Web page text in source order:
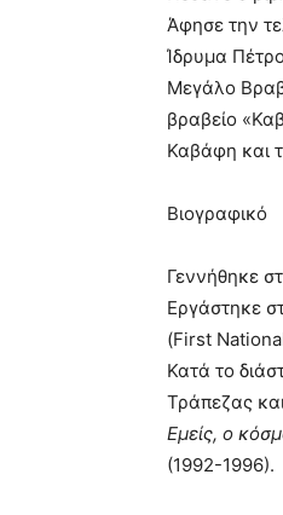
Άφησε την
Ίδρυμα
Μεγάλο
βραβείο
Καβάφη και
Βιογραφικό
Γεννήθηκε
Εργάστηκε
(First
Κατά το
Τράπεζας
Εμείς, ο
(1992-1996).